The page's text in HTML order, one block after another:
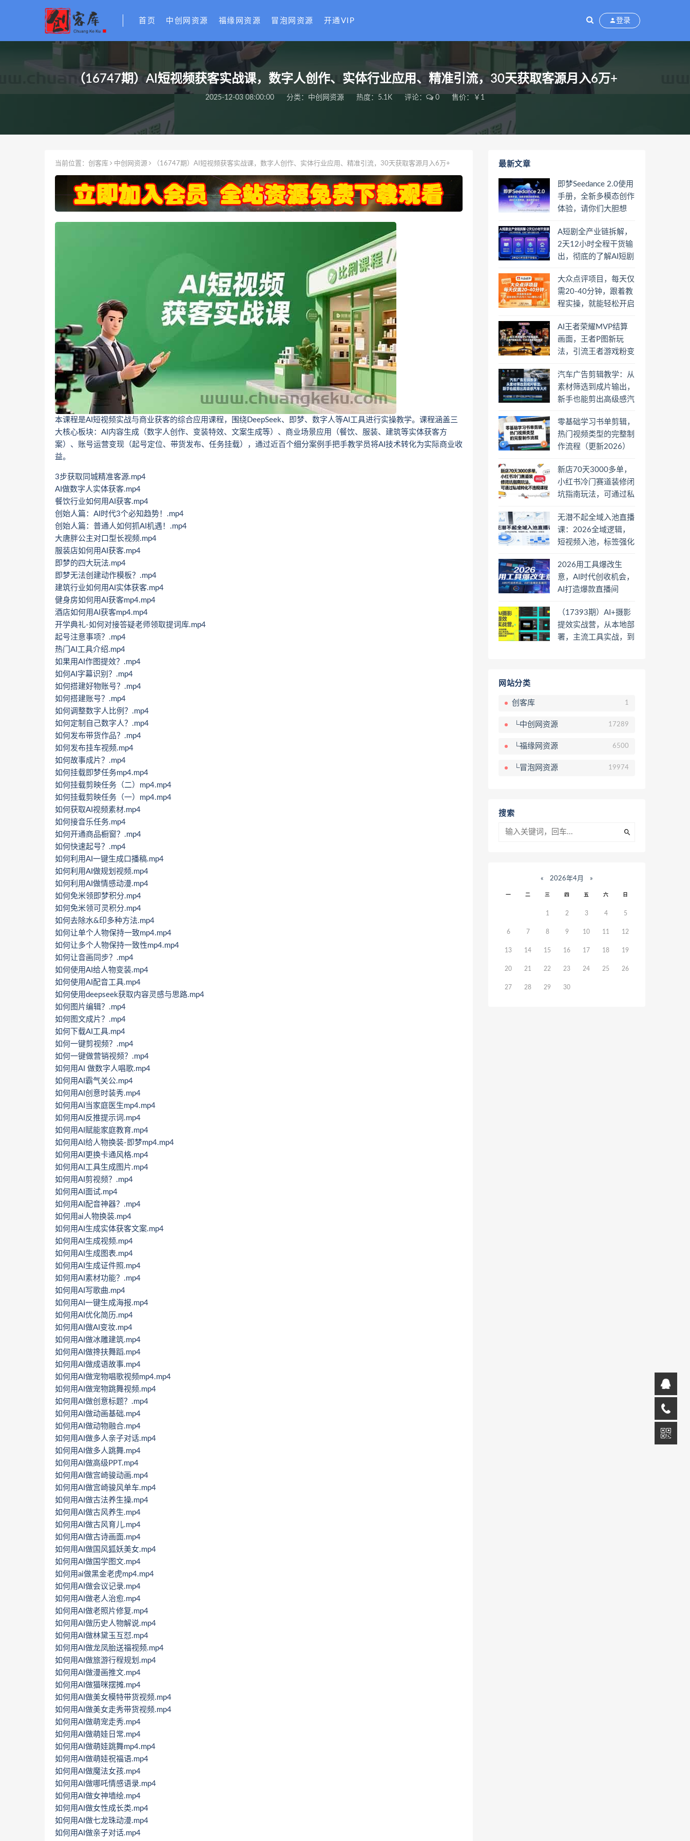
首页 中创网资源 福缘网资源 冒泡网资源 开通VIP 登录
（16747期）AI短视频获客实战课，数字人创作、实体行业应用、精准引流，30天获取客源月入6万+
2025-12-03 08:00:00 分类： 中创网资源 热度：5.1K 评论： 0 售价：￥1
当前位置： 创客库 中创网资源 （16747期）AI短视频获客实战课，数字人创作、实体行业应用、精准引流，30天获取客源月入6万+
本课程是AI短视频实战与商业获客的综合应用课程，围绕DeepSeek、即梦、数字人等AI工具进行实操教学。课程涵盖三
大核心板块：AI内容生成（数字人创作、变装特效、文案生成等）、商业场景应用（餐饮、服装、建筑等实体获客方
案）、账号运营变现（起号定位、带货发布、任务挂载），通过近百个细分案例手把手教学员将AI技术转化为实际商业收
益。
3步获取同城精准客源.mp4
AI做数字人实体获客.mp4
餐饮行业如何用AI获客.mp4
创始人篇：AI时代3个必知趋势！.mp4
创始人篇：普通人如何抓AI机遇！.mp4
大唐胖公主对口型长视频.mp4
服装店如何用AI获客.mp4
即梦的四大玩法.mp4
即梦无法创建动作模板？.mp4
建筑行业如何用AI实体获客.mp4
健身房如何用AI获客mp4.mp4
酒店如何用AI获客mp4.mp4
开学典礼-如何对接答疑老师领取提词库.mp4
起号注意事项？.mp4
热门AI工具介绍.mp4
如果用AI作图提效？.mp4
如何AI字幕识别？.mp4
如何搭建好物账号？.mp4
如何搭建账号？.mp4
如何调整数字人比例？.mp4
如何定制自己数字人？.mp4
如何发布带货作品？.mp4
如何发布挂车视频.mp4
如何故事成片？.mp4
如何挂载即梦任务mp4.mp4
如何挂载剪映任务（二）mp4.mp4
如何挂载剪映任务（一）mp4.mp4
如何获取AI视频素材.mp4
如何接音乐任务.mp4
如何开通商品橱窗？.mp4
如何快速起号？.mp4
如何利用AI一键生成口播稿.mp4
如何利用AI做规划视频.mp4
如何利用AI做情感动漫.mp4
如何免米领即梦积分.mp4
如何免米领可灵积分.mp4
如何去除水&印多种方法.mp4
如何让单个人物保持一致mp4.mp4
如何让多个人物保持一致性mp4.mp4
如何让音画同步？.mp4
如何使用AI给人物变装.mp4
如何使用AI配音工具.mp4
如何使用deepseek获取内容灵感与思路.mp4
如何图片编辑？.mp4
如何图文成片？.mp4
如何下载AI工具.mp4
如何一键剪视频？.mp4
如何一键做营销视频？.mp4
如何用AI 做数字人唱歌.mp4
如何用AI霸气关公.mp4
如何用AI创意时装秀.mp4
如何用AI当家庭医生mp4.mp4
如何用AI反推提示词.mp4
如何用AI赋能家庭教育.mp4
如何用AI给人物换装-即梦mp4.mp4
如何用AI更换卡通风格.mp4
如何用AI工具生成图片.mp4
如何用AI剪视频？.mp4
如何用AI面试.mp4
如何用AI配音神器？.mp4
如何用ai人物换装.mp4
如何用AI生成实体获客文案.mp4
如何用AI生成视频.mp4
如何用AI生成图表.mp4
如何用AI生成证件照.mp4
如何用AI素材功能？.mp4
如何用AI写歌曲.mp4
如何用AI一键生成海报.mp4
如何用AI优化简历.mp4
如何用AI做AI变妆.mp4
如何用AI做冰雕建筑.mp4
如何用AI做搀扶舞蹈.mp4
如何用AI做成语故事.mp4
如何用AI做宠物唱歌视频mp4.mp4
如何用AI做宠物跳舞视频.mp4
如何用AI做创意标题？.mp4
如何用AI做动画基础.mp4
如何用AI做动物融合.mp4
如何用AI做多人亲子对话.mp4
如何用AI做多人跳舞.mp4
如何用AI做高级PPT.mp4
如何用AI做宫崎骏动画.mp4
如何用AI做宫崎骏风单车.mp4
如何用AI做古法养生操.mp4
如何用AI做古风养生.mp4
如何用AI做古风育儿.mp4
如何用AI做古诗画面.mp4
如何用AI做国风狐妖美女.mp4
如何用AI做国学图文.mp4
如何用ai做黑金老虎mp4.mp4
如何用AI做会议记录.mp4
如何用AI做老人治愈.mp4
如何用AI做老照片修复.mp4
如何用AI做历史人物解说.mp4
如何用AI做林黛玉互怼.mp4
如何用AI做龙凤胎送福视频.mp4
如何用AI做旅游行程规划.mp4
如何用AI做漫画推文.mp4
如何用AI做猫咪摆摊.mp4
如何用AI做美女模特带货视频.mp4
如何用AI做美女走秀带货视频.mp4
如何用AI做萌宠走秀.mp4
如何用AI做萌娃日常.mp4
如何用AI做萌娃跳舞mp4.mp4
如何用AI做萌娃祝福语.mp4
如何用AI做魔法女孩.mp4
如何用AI做哪吒情感语录.mp4
如何用AI做女神墙绘.mp4
如何用AI做女性成长类.mp4
如何用AI做七龙珠动漫.mp4
如何用AI做亲子对话.mp4
最新文章
即梦Seedance 2.0使用
手册，全新多模态创作
体验，请你们大胆想
A短剧全产业链拆解，
2天12小时全程干货输
出，彻底的了解AI短剧
大众点评项目，每天仅
需20-40分钟，跟着教
程实操，就能轻松开启
AI王者荣耀MVP结算
画面，王者P图新玩
法，引流王者游戏粉变
汽车广告剪辑教学：从
素材筛选到成片输出，
新手也能剪出高级感汽
零基础学习书单剪辑，
热门视频类型的完整制
作流程（更新2026）
新店70天3000多单，
小红书冷门赛道装修闭
坑指南玩法，可通过私
无潜不起全域入池直播
课：2026全域逻辑，
短视频入池，标签强化
2026用工具爆改生
意，AI时代创收机会，
AI打造爆款直播间
（17393期）AI+摄影
提效实战营，从本地部
署，主流工具实战，到
网站分类
创客库 1
└中创网资源 17289
└福缘网资源 6500
└冒泡网资源 19974
搜索
« 2026年4月 »
一 二 三 四 五 六 日
1 2 3 4 5
6 7 8 9 10 11 12
13 14 15 16 17 18 19
20 21 22 23 24 25 26
27 28 29 30